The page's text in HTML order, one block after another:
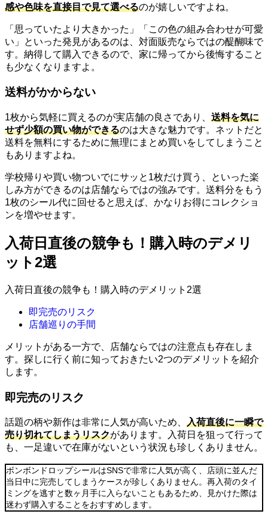
感や色味を直接目で見て選べるのが嬉しいですよね。
「思っていたより大きかった」「この色の組み合わせが可愛
い」といった発見があるのは、対面販売ならではの醍醐味で
す。納得して購入できるので、家に帰ってから後悔すること
も少なくなりますよ。
送料がかからない
1枚から気軽に買えるのが実店舗の良さであり、 送料を気に
せず少額の買い物ができるのは大きな魅力です。ネットだと
送料を無料にするために無理にまとめ買いをしてしまうこと
もありますよね。
学校帰りや買い物ついでにサッと1枚だけ買う、といった楽
しみ方ができるのは店舗ならではの強みです。送料分をもう
1枚のシール代に回せると思えば、かなりお得にコレクショ
ンを増やせます。
入荷日直後の競争も！購入時のデメリ
ット2選
入荷日直後の競争も！購入時のデメリット2選
即完売のリスク
店舗巡りの手間
メリットがある一方で、店舗ならではの注意点も存在しま
す。探しに行く前に知っておきたい2つのデメリットを紹介
します。
即完売のリスク
話題の柄や新作は非常に人気が高いため、 入荷直後に一瞬で
売り切れてしまうリスクがあります。入荷日を狙って行って
も、一足違いで在庫がないという状況も珍しくありません。
ボンボンドロップシールはSNSで非常に人気が高く、店頭に並んだ
当日中に完売してしまうケースが珍しくありません。再入荷のタイ
ミングを逃すと数ヶ月手に入らないこともあるため、見かけた際は
迷わず購入することをおすすめします。